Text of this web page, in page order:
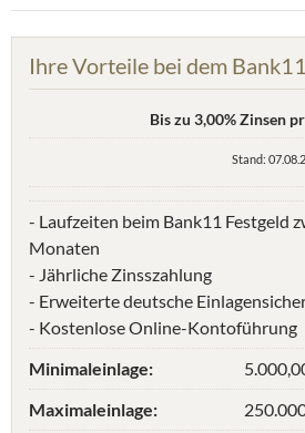
Ihre Vorteile bei dem
Bis zu 3,00% Zinsen
Stand:
- Laufzeiten beim Bank11 Festgeld
Monaten
- Jährliche Zinsszahlung
- Erweiterte deutsche
- Kostenlose Online-Kontoführung
Minimaleinlage:
Maximaleinlage: